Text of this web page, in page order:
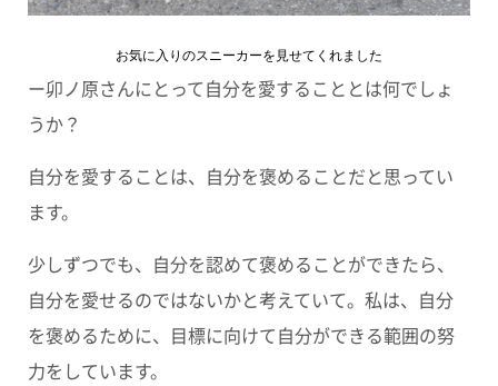
お気に入りのスニーカーを見せてくれました
ー卯ノ原さんにとって自分を愛することとは何でしょ
うか？
自分を愛することは、自分を褒めることだと思ってい
ます。
少しずつでも、自分を認めて褒めることができたら、
自分を愛せるのではないかと考えていて。私は、自分
を褒めるために、目標に向けて自分ができる範囲の努
力をしています。